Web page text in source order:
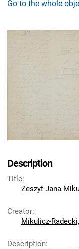
Go to the whole
Description
Title:
Zeszyt Jana
Creator:
Mikulicz-
Description: